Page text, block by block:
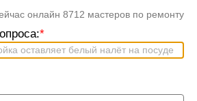
онлайн 8712 мастеров по ремонту
*